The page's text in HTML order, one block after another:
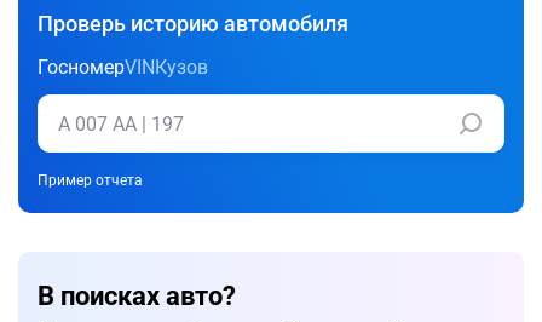
Проверь историю автомобиля
ГосномерVIN Кузов
Пример отчета
В поисках авто?